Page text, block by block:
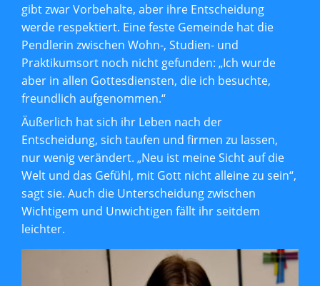
gibt zwar Vorbehalte, aber ihre Entscheidung
werde respektiert. Eine feste Gemeinde hat die
Pendlerin zwischen Wohn-, Studien- und
Praktikumsort noch nicht gefunden: „Ich wurde
aber in allen Gottesdiensten, die ich besuchte,
freundlich aufgenommen.“
Äußerlich hat sich ihr Leben nach der
Entscheidung, sich taufen und firmen zu lassen,
nur wenig verändert. „Neu ist meine Sicht auf die
Welt und das Gefühl, mit Gott nicht alleine zu sein“,
sagt sie. Auch die Unterscheidung zwischen
Wichtigem und Unwichtigen fällt ihr seitdem
leichter.